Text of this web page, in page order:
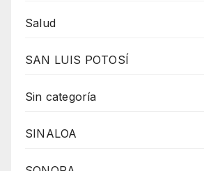
Salud
SAN LUIS POTOSÍ
Sin categoría
SINALOA